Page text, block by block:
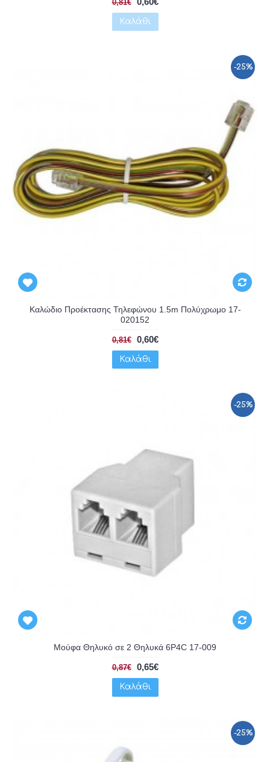
0,81€
Καλάθι
-25%
Καλώδιο Προέκτασης Τηλεφώνου 1.5m Πολύχρωμο 17-
020152
0,81€ 0,60€
Καλάθι
-25%
Μούφα Θηλυκό σε 2 Θηλυκά 6P4C 17-009
0,87€ 0,65€
Καλάθι
-25%